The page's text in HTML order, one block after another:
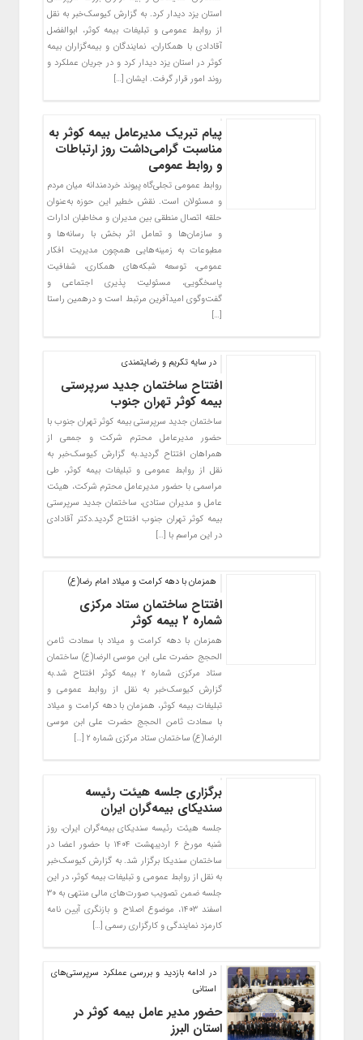
استان یزد دیدار کرد. به گزارش کیوسک‌خبر به نقل
از روابط عمومی و تبلیغات بیمه کوثر، ابوالفضل
آقادادی با همکاران، نمایندگان و بیمه‌گزاران بیمه
کوثر در استان یزد دیدار کرد و در جریان عملکرد و
روند امور قرار گرفت. ایشان […]
پیام تبریک مدیرعامل بیمه کوثر به
مناسبت گرامی‌داشت روز ارتباطات
و روابط‌ عمومی
روابط عمومی‌ تجلی‌گاه پیوند خردمندانه میان مردم
و مسئولان است. نقش خطیر این حوزه به‌عنوان
حلقه اتصال منطقی بین مدیران و مخاطبان ادارات
و سازمان‌ها و تعامل اثر بخش با رسانه‌ها و
مطبوعات به زمینه‌هایی همچون مدیریت افکار
عمومی، توسعه شبکه‌های همکاری، شفافیت
پاسخگویی، مسئولیت پذیری اجتماعی و
گفت‌و‌گوی امیدآفرین مرتبط است و درهمین راستا
[…]
در سایه تکریم و رضایتمندی
افتتاح ساختمان جدید سرپرستی
بیمه کوثر تهران جنوب
ساختمان جدید سرپرستی بیمه کوثر تهران جنوب با
حضور مدیرعامل محترم شرکت و جمعی از
همراهان افتتاح گردید.به گزارش کیوسک‌خبر به
نقل از روابط عمومی و تبلیغات بیمه کوثر، طی
مراسمی با حضور مدیرعامل محترم شرکت، هیئت
عامل و مدیران ستادی، ساختمان جدید سرپرستی
بیمه کوثر تهران جنوب افتتاح گردید.دکتر آقادادی
در این مراسم با […]
همزمان با دهه کرامت و میلاد امام رضا(ع)
افتتاح ساختمان ستاد مرکزی
شماره ۲ بیمه کوثر
همزمان با دهه کرامت و میلاد با سعادت ثامن
الحجج حضرت علی ابن موسی الرضا(ع) ساختمان
ستاد مرکزی شماره ۲ بیمه کوثر افتتاح شد.به
گزارش کیوسک‌خبر به نقل از روابط عمومی و
تبلیغات بیمه کوثر، همزمان با دهه کرامت و میلاد
با سعادت ثامن الحجج حضرت علی ابن موسی
الرضا(ع) ساختمان ستاد مرکزی شماره ۲ […]
برگزاری جلسه هیئت رئیسه
سندیکای بیمه‌گران ایران
جلسه هیئت رئیسه سندیکای بیمه‌گران ایران، روز
شنبه مورخ ۶ اردیبهشت ۱۴۰۴ با حضور اعضا در
ساختمان سندیکا برگزار شد. به گزارش کیوسک‌خبر
به نقل از روابط عمومی و تبلیغات بیمه کوثر، در این
جلسه ضمن تصویب صورت‌های مالی منتهی به ۳۰
اسفند ۱۴۰۳، موضوع اصلاح و بازنگری آیین نامه
کارمزد نمایندگی و کارگزاری رسمی […]
در ادامه بازدید و بررسی عملکرد سرپرستی‌های
استانی
حضور مدیر عامل بیمه کوثر در
استان البرز